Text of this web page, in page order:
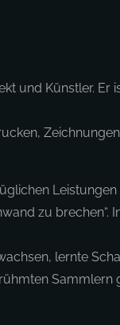
und Künstler.
zu
lernte
Sammlern